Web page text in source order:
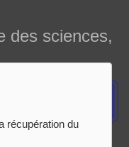
des sciences,
récupération du